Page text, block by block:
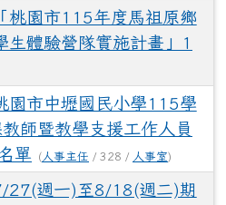
「桃園市115年度馬祖原鄉
生體驗營隊實施計畫」1
園市中壢國民小學115學
師暨教學支援工作人員
單
( 人事主任 / 328 / 人事室)
27(週一)至8/18(週二)期